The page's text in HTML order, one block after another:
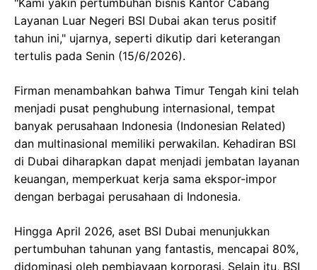
Layanan Luar Negeri BSI Dubai akan terus positif
tahun ini," ujarnya, seperti dikutip dari keterangan
tertulis pada Senin (15/6/2026).
Firman menambahkan bahwa Timur Tengah kini telah
menjadi pusat penghubung internasional, tempat
banyak perusahaan Indonesia (Indonesian Related)
dan multinasional memiliki perwakilan. Kehadiran BSI
di Dubai diharapkan dapat menjadi jembatan layanan
keuangan, memperkuat kerja sama ekspor-impor
dengan berbagai perusahaan di Indonesia.
Hingga April 2026, aset BSI Dubai menunjukkan
pertumbuhan tahunan yang fantastis, mencapai 80%,
didominasi oleh pembiayaan korporasi. Selain itu, BSI